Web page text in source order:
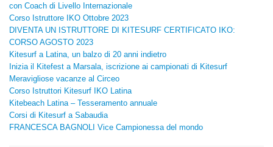
con Coach di Livello Internazionale
Corso Istruttore IKO Ottobre 2023
DIVENTA UN ISTRUTTORE DI KITESURF CERTIFICATO IKO:
CORSO AGOSTO 2023
Kitesurf a Latina, un balzo di 20 anni indietro
Inizia il Kitefest a Marsala, iscrizione ai campionati di Kitesurf
Meravigliose vacanze al Circeo
Corso Istruttori Kitesurf IKO Latina
Kitebeach Latina – Tesseramento annuale
Corsi di Kitesurf a Sabaudia
FRANCESCA BAGNOLI Vice Campionessa del mondo